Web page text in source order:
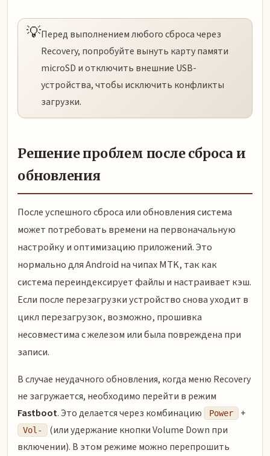
💡Перед выполнением любого сброса через
Recovery, попробуйте вынуть карту памяти
microSD и отключить внешние USB-
устройства, чтобы исключить конфликты
загрузки.
Решение проблем после сброса и
обновления
После успешного сброса или обновления система
может потребовать времени на первоначальную
настройку и оптимизацию приложений. Это
нормально для Android на чипах MTK, так как
система переиндексирует файлы и настраивает кэш.
Если после перезагрузки устройство снова уходит в
цикл перезагрузок, возможно, прошивка
несовместима с железом или была повреждена при
записи.
В случае неудачного обновления, когда меню Recovery
не загружается, необходимо перейти в режим
Fastboot. Это делается через комбинацию Power +
Vol-
(или удержание кнопки Volume Down при
включении). В этом режиме можно перепрошить